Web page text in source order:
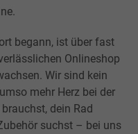
begann, ist über fast
Onlineshop
Wir sind kein
mehr Herz bei der
dein Rad
suchst – bei uns